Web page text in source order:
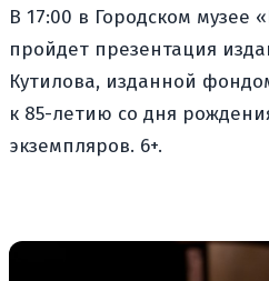
В 17:00 в Городском музее
пройдет презентация
Кутилова, изданной
к 85-летию со дня
экземпляров. 6+.